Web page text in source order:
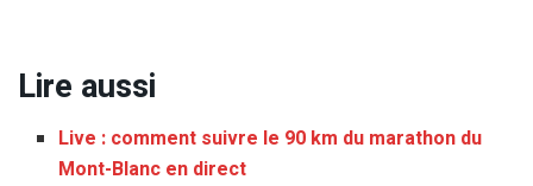
Lire aussi
Live : comment suivre le 90 km du marathon du
Mont-Blanc en direct